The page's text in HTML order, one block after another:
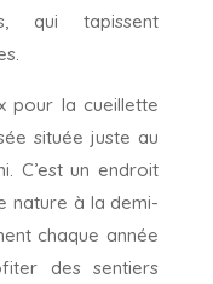
qui tapissent
pour la cueillette
située juste au
C’est un endroit
nature à la demi-
chaque année
des sentiers